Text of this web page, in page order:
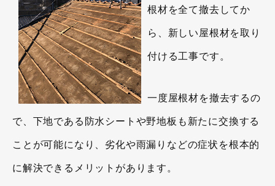
根材を全て撤去してか
ら、新しい屋根材を取り
付ける工事です。
一度屋根材を撤去するの
で、下地である防水シートや野地板も新たに交換する
ことが可能になり、劣化や雨漏りなどの症状を根本的
に解決できるメリットがあります。